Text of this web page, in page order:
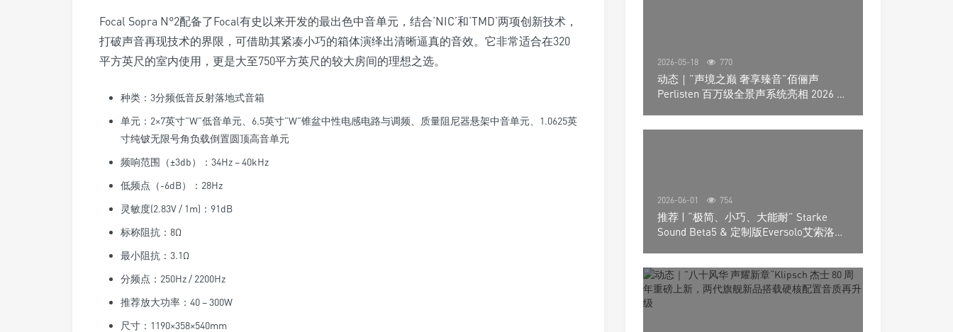
Focal Sopra N°2配备了Focal有史以来开发的最出色中音单元，结合‘NIC’和‘TMD’两项创新技术，
打破声音再现技术的界限，可借助其紧凑小巧的箱体演绎出清晰逼真的音效。它非常适合在320
平方英尺的室内使用，更是大至750平方英尺的较大房间的理想之选。
种类：3分频低音反射落地式音箱
单元：2×7英寸”W”低音单元、6.5英寸”W”锥盆中性电感电路与调频、质量阻尼器悬架中音单元、1.0625英
寸纯铍无限号角负载倒置圆顶高音单元
频响范围（±3db）：34Hz – 40kHz
低频点（-6dB）：28Hz
灵敏度(2.83V / 1m)：91dB
标称阻抗：8Ω
最小阻抗：3.1Ω
分频点：250Hz / 2200Hz
推荐放大功率：40 – 300W
尺寸：1190×358×540mm
2026-05-18 770
动态｜”声境之巅 奢享臻音”佰俪声
Perlisten 百万级全景声系统亮相 2026 北
2026-06-01 754
推荐 | “极简、小巧、大能耐” Starke
Sound Beta5 & 定制版Eversolo艾索洛